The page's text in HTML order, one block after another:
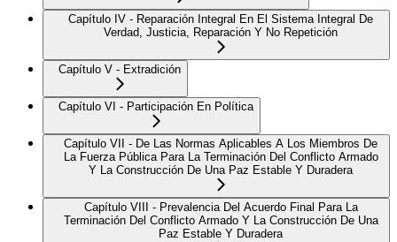
Capítulo IV - Reparación Integral En El Sistema Integral De
Verdad, Justicia, Reparación Y No Repetición
Capítulo V - Extradición
Capítulo VI - Participación En Política
Capítulo VII - De Las Normas Aplicables A Los Miembros De
La Fuerza Pública Para La Terminación Del Conflicto Armado
Y La Construcción De Una Paz Estable Y Duradera
Capítulo VIII - Prevalencia Del Acuerdo Final Para La
Terminación Del Conflicto Armado Y La Construcción De Una
Paz Estable Y Duradera